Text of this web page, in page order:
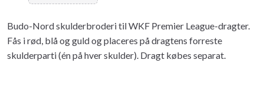
Budo-Nord skulderbroderi til WKF Premier League-dragter.
Fås i rød, blå og guld og placeres på drag­tens forreste
skulderparti (én på hver skulder). Dragt købes separat.